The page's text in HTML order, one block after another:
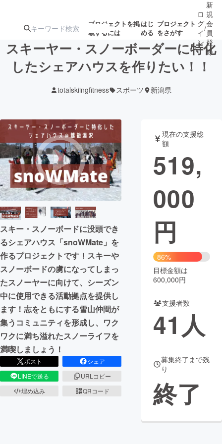
プロジェクトを掲
載するには
はじ
める
プロジェクト
をさがす
ターン
ジェクト
募集終了が近いプ
ロジェクト
アート・写真 音楽
テクノロジー・ガジェット ゲーム・サ
映像・映画
ビジネス・起業
まちづくり・地域活性化
CAMPFIRE for Social Good
CAMPFIRE Creation
CAMPFIREふるさと納税machi-ya コミュニティ
ロ
グ
イ
ン
/
新
規
会
員
登
録
スキーヤー・スノーボーダーに特化
したシェアハウスを作りたい！！
totalskiingfitness スポーツ 新潟県
スキー・スノーボードに没頭でき
るシェアハウス「snoWMate」を
作るプロジェクトです！スキーや
スノーボードの虜になってしまっ
たスノーヤーに向けて、シーズン
中に使用できる活動拠点を提供し
ます！志をともにする雪山仲間が
集うコミュニティを形成し、ワク
ワクに満ち溢れたスノーライフを
満喫しましょう！
ポスト
シェア
LINEで送る
URLコピー
埋め込み
QRコード
現在の支援総
額
519,
000
円
86%
目標金額は
600,000円
支援者数
41 人
募集終了まで残
り
終了